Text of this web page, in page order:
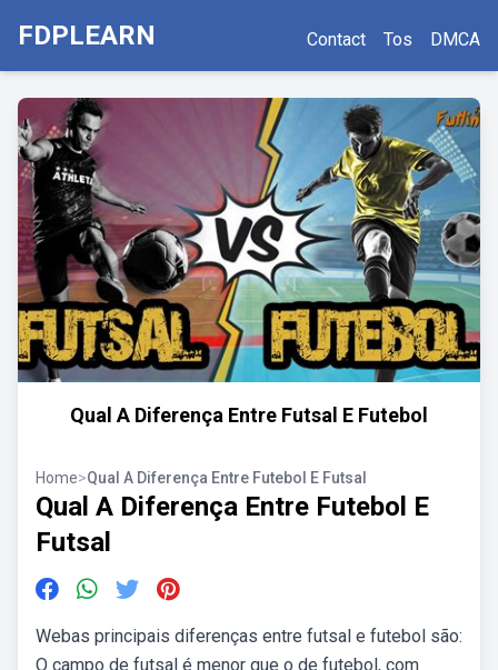
FDPLEARN Contact Tos DMCA
Qual A Diferença Entre Futsal E Futebol
Home>Qual A Diferença Entre Futebol E Futsal
Qual A Diferença Entre Futebol E
Futsal
Webas principais diferenças entre futsal e futebol são:
O campo de futsal é menor que o de futebol, com